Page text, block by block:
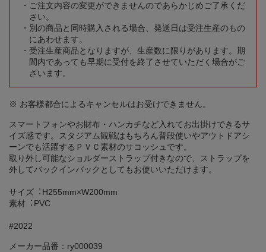
ご注文内容の変更ができませんのであらかじめご了承くだ
さい。
別の商品と同時購入される場合、発送日は受注生産のもの
にあわせます。
受注生産商品となりますが、生産数に限りがあります。期
間内であっても早期に受付を終了させていただく場合がご
ざいます。
※ お客様都合によるキャンセルはお受けできません。
スマートフォンやお財布・ハンカチなど入れてお出掛けできるサ
イズ感です。スタジアム観戦はもちろん普段使いやアウトドアシ
ーンでも活躍するＰＶＣ素材のサコッシュです。
取り外し可能なショルダーストラップ付きなので、ストラップを
外してバックインバックとしてもお使いいただけます。
サイズ︓H255mm×W200mm
素材︓PVC
#2022
メーカー品番：ry000039